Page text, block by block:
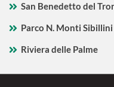
San Benedetto del
Parco N. Monti Sibillini
Riviera delle Palme